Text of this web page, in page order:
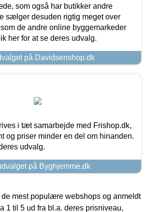
som også har butikker andre
sælger desuden rigtig meget over
de andre online byggemarkeder
her for at se deres udvalg.
på Davidsenshop.dk
i tæt samarbejde med Frishop.dk,
og priser minder en del om hinanden.
udvalg.
på Byghjemme.dk
mest populære webshops og anmeldt
1 til 5 ud fra bl.a. deres prisniveau,